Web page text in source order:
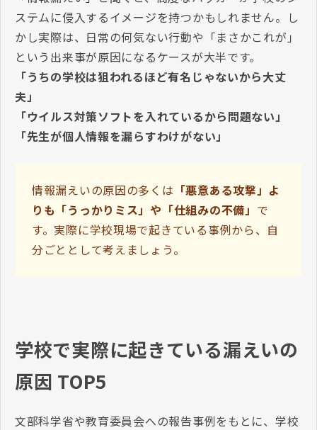
ステムに侵入するイメージを持つかもしれません。し
かし実際は、日常の何気ない行動や「まさかこれが」
という出来事が原因になるケースが大半です。
「うちの学校は狙われるほど有名じゃないから大丈
夫」
「ウイルス対策ソフトを入れているから問題ない」
「先生が個人情報を漏らすわけがない」
情報漏えいの原因の多くは 「悪意ある攻撃」よ
り も「うっかりミス」や「仕組みの不備」 で
す。実際に学校現場で起きている事例から、自
分ごととして考えましょう。
学校で実際に起きている漏えいの
原因 TOP5
文部科学省や教育委員会への報告事例をもとに、学校